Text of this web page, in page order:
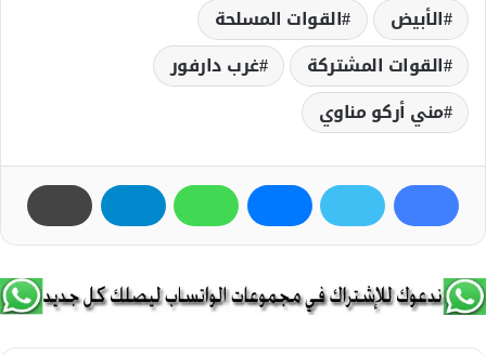
الأبيض
القوات المسلحة
القوات المشتركة
غرب دارفور
مني أركو مناوي